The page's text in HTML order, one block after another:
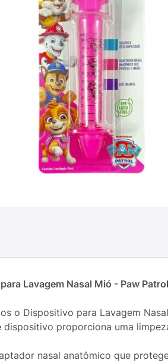
Lavagem Nasal Mió - Paw
o Dispositivo para Lavagem
dispositivo proporciona uma
nasal anatômico que